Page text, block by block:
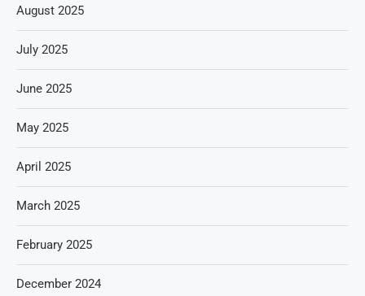
August 2025
July 2025
June 2025
May 2025
April 2025
March 2025
February 2025
December 2024